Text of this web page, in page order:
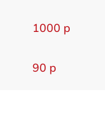
1000 р
90 р